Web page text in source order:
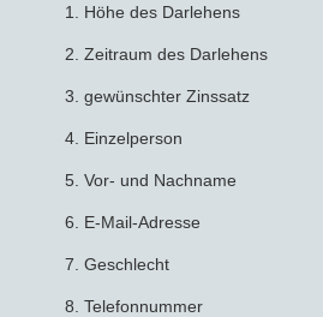
Höhe des Darlehens
Zeitraum des Darlehens
gewünschter Zinssatz
Einzelperson
Vor- und Nachname
E-Mail-Adresse
Geschlecht
Telefonnummer